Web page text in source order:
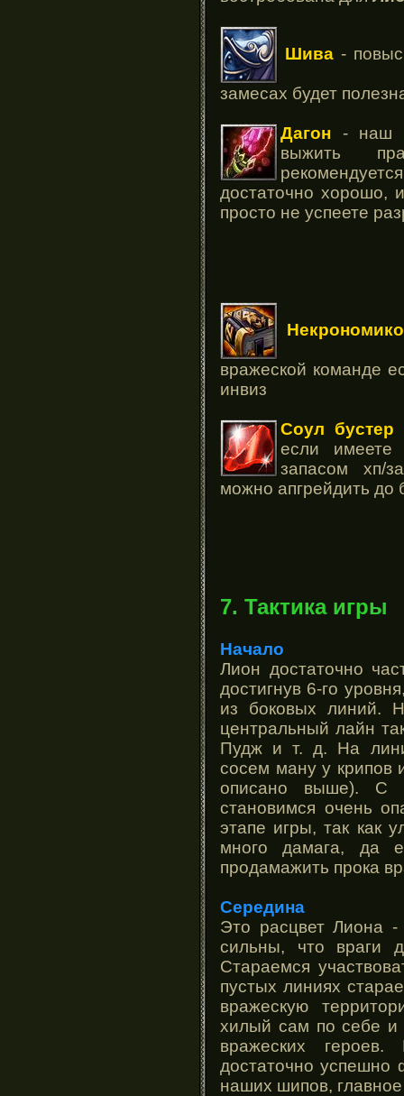
Шива -
замесах будет
Дагон - наш
выжить
достаточно хорошо,
просто не успеете
вражеской команде
инвиз
Соул бустер
если имеете
запасом хп/
можно апгрейдить до
7. Тактика игры
Начало
Лион достаточно
достигнув 6-го
из боковых линий.
центральный лайн
Пудж и т. д. На
сосем ману у крипов
описано выше). С
становимся очень
этапе игры, так как
много дамага, да
продамажить прока
Середина
Это расцвет Лиона -
сильны, что враги
Стараемся
пустых линиях
вражескую
хилый сам по себе и
вражеских
достаточно
наших шипов,